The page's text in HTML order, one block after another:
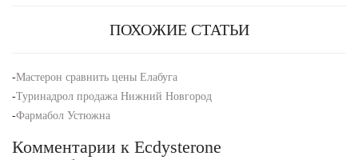
ПОХОЖИЕ СТАТЬИ
-Мастерон сравнить цены Елабуга
-Туринадрол продажа Нижний Новгород
-Фармабол Устюжна
Комментарии к Ecdysterone